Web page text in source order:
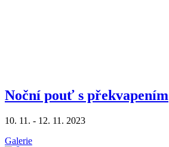
Noční pouť s překvapením
10. 11. - 12. 11. 2023
Galerie